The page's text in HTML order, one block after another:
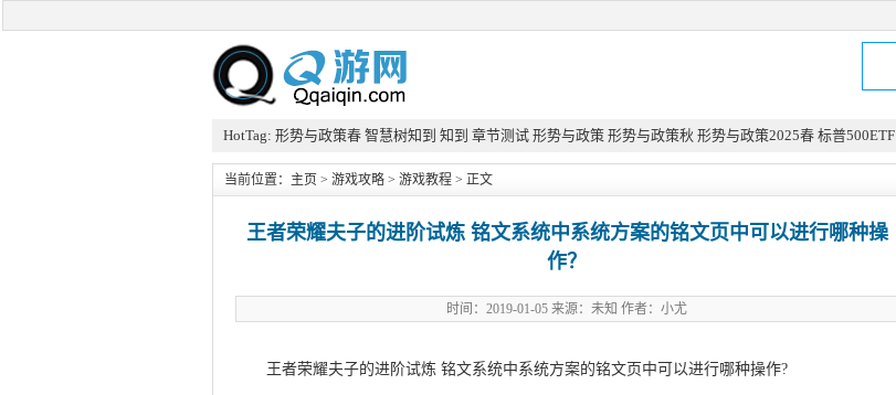
HotTag: 形势与政策春 智慧树知到 知到 章节测试 形势与政策 形势与政策秋 形势与政策2025春 标普500ETF
当前位置： 主页 > 游戏攻略 > 游戏教程 > 正文
王者荣耀夫子的进阶试炼 铭文系统中系统方案的铭文页中可以进行哪种操
作？
时间：2019-01-05 来源：未知 作者：小尤
王者荣耀夫子的进阶试炼 铭文系统中系统方案的铭文页中可以进行哪种操作?